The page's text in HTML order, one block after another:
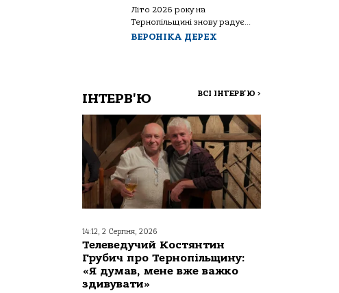
Літо 2026 року на
Тернопільщині знову радує...
ВЕРОНІКА ДЕРЕХ
ІНТЕРВ'Ю ВСІ ІНТЕРВ'Ю >
14:12, 2 Серпня, 2026
Телеведучий Костянтин
Грубич про Тернопільщину:
«Я думав, мене вже важко
здивувати»